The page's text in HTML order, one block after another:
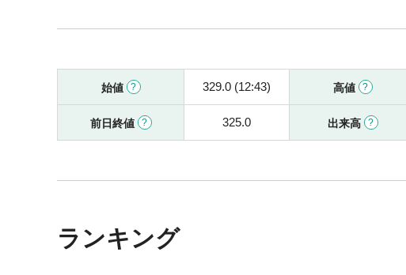
始値 329.0 (12:43) 高値
前日終値 325.0 出来高
ランキング